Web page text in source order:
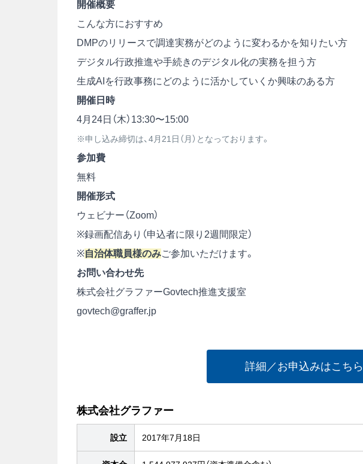
開催概要
こんな方におすすめ
DMPのリリースで調達実務がどのように変わるかを知りたい方
デジタル行政推進や手続きのデジタル化の実務を担う方
生成AIを行政事務にどのように活かしていくか興味のある方
開催日時
4月24日（木）13:30〜15:00
※申し込み締切は、4月21日（月）となっております。
参加費
無料
開催形式
ウェビナー（Zoom）
※録画配信あり（申込者に限り2週間限定）
※自治体職員様のみご参加いただけます。
お問い合わせ先
株式会社グラファーGovtech推進支援室
govtech@graffer.jp
詳細／お申込みはこちら
株式会社グラファー
設立 2017年7月18日